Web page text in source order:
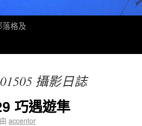
格及
攝影日誌
巧遇遊隼
由 accentor